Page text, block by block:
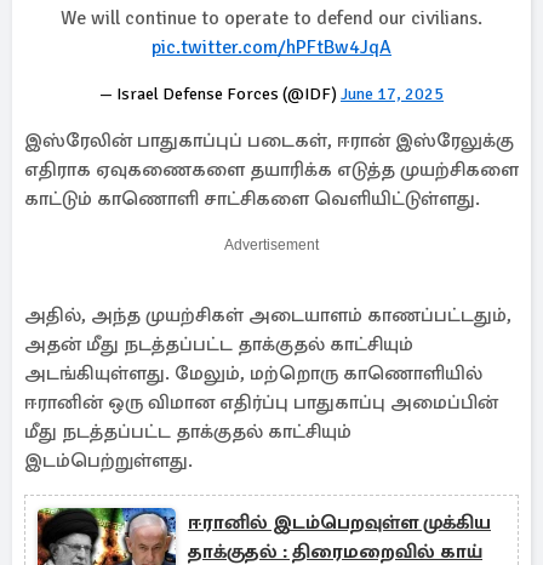
We will continue to operate to defend our civilians.
pic.twitter.com/hPFtBw4JqA
— Israel Defense Forces (@IDF) June 17, 2025
இஸ்ரேலின் பாதுகாப்புப் படைகள், ஈரான் இஸ்ரேலுக்கு
எதிராக ஏவுகணைகளை தயாரிக்க எடுத்த முயற்சிகளை
காட்டும் காணொளி சாட்சிகளை வெளியிட்டுள்ளது.
Advertisement
அதில், அந்த முயற்சிகள் அடையாளம் காணப்பட்டதும்,
அதன் மீது நடத்தப்பட்ட தாக்குதல் காட்சியும்
அடங்கியுள்ளது. மேலும், மற்றொரு காணொளியில்
ஈரானின் ஒரு விமான எதிர்ப்பு பாதுகாப்பு அமைப்பின்
மீது நடத்தப்பட்ட தாக்குதல் காட்சியும்
இடம்பெற்றுள்ளது.
ஈரானில் இடம்பெறவுள்ள முக்கிய
தாக்குதல் : திரைமறைவில் காய்